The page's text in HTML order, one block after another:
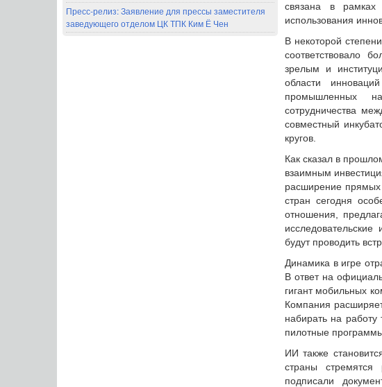
Пресс-релиз: Заявление для прессы заместителя
заведующего отделом ЦК ТПК Ким Ё Чен
связана в рамках
использования
В некоторой
соответствовало
зрелым и
области
промышленных
сотрудничества
совместный
кругов.
Как сказал в
взаимным
расширение
стран сегодня
отношения,
будут проводить
Динамика в игре
В ответ на
гигант мобильных
Компания
набирать на
пилотные
ИИ также
страны
подписали